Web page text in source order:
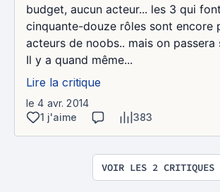
budget, aucun acteur... les 3 qui
cinquante-douze rôles sont encore
acteurs de noobs.. mais on passera
Il y a quand même...
Lire la critique
le 4 avr. 2014
1 j'aime
383
VOIR LES 2 CRITIQUES